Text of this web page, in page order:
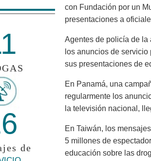
de
con Fundación por un
presentaciones a
Agentes de policía de la
los anuncios de
sus presentaciones de
En Panamá, una
regularmente los
la televisión nacional,
En Taiwán, los
5 millones de
educación sobre las